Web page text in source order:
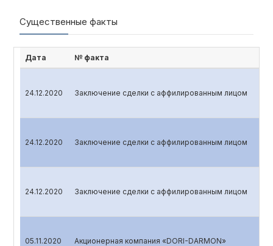
Существенные факты
Дата № факта
24.12.2020 Заключение сделки с аффилированным лицом
24.12.2020 Заключение сделки с аффилированным лицом
24.12.2020 Заключение сделки с аффилированным лицом
05.11.2020 Акционерная компания «DORI-DARMON»